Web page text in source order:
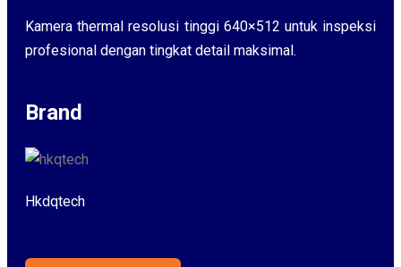
Kamera thermal resolusi tinggi 640×512 untuk inspeksi
profesional dengan tingkat detail maksimal.
Brand
Hkdqtech